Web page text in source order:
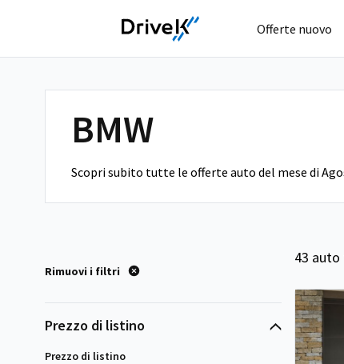
Offerte nuovo
BMW
Scopri subito tutte le offerte auto del mese di
Rimuovi i filtri
Prezzo di listino
Prezzo di listino
43